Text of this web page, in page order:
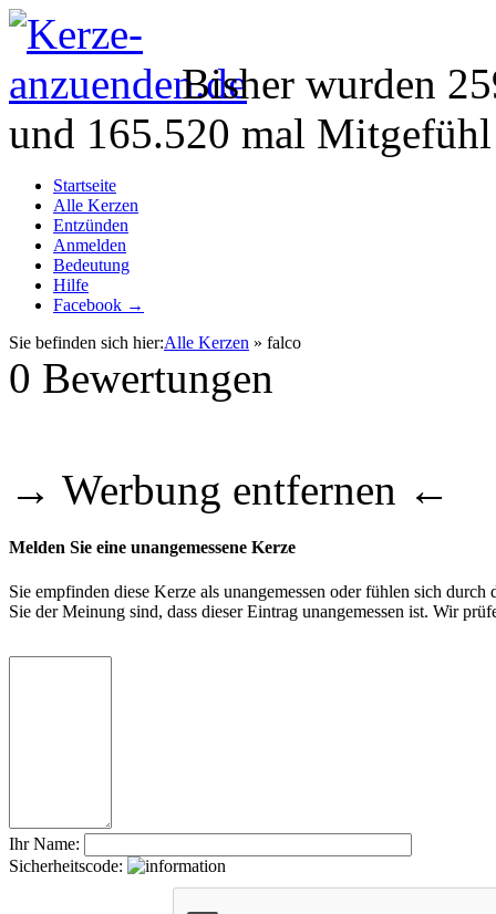
Bisher wurden
und 165.520 mal
Startseite
Alle Kerzen
Entzünden
Anmelden
Bedeutung
Hilfe
Facebook →
Sie befinden sich hier:Alle Kerzen » falco
0 Bewertungen
→ Werbung entfernen ←
Melden Sie eine unangemessene Kerze
Sie empfinden diese Kerze als unangemessen oder fühlen sich
Sie der Meinung sind, dass dieser Eintrag unangemessen ist. Wir
Ihr Name:
Sicherheitscode: